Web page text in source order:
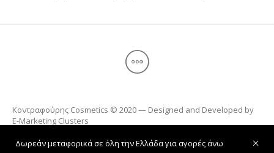
Κοντραφούρης Cosmetics © 2020 — Designed and Developed by
E-Marketing Clusters
Δωρεάν μεταφορικά σε όλη την Ελλάδα για αγορές άνω